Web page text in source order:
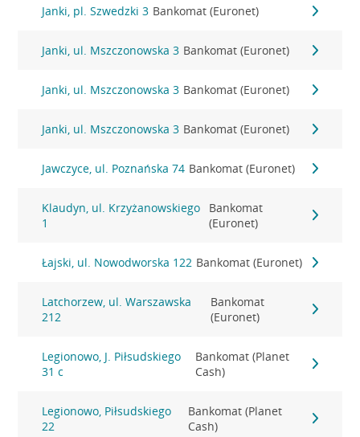
Janki, pl. Szwedzki 3 Bankomat (Euronet)
Janki, ul. Mszczonowska 3 Bankomat (Euronet)
Janki, ul. Mszczonowska 3 Bankomat (Euronet)
Janki, ul. Mszczonowska 3 Bankomat (Euronet)
Jawczyce, ul. Poznańska 74 Bankomat (Euronet)
Klaudyn, ul. Krzyżanowskiego
1
Bankomat
(Euronet)
Łajski, ul. Nowodworska 122 Bankomat (Euronet)
Latchorzew, ul. Warszawska
212
Bankomat
(Euronet)
Legionowo, J. Piłsudskiego
31 c
Bankomat (Planet
Cash)
Legionowo, Piłsudskiego
22
Bankomat (Planet
Cash)